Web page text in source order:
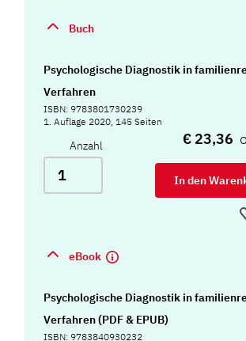
Buch
Psychologische Diagnostik in
Verfahren
ISBN: 9783801730239
1. Auflage 2020, 145 Seiten
Anzahl € 23,36
In den
eBook
Psychologische Diagnostik in
Verfahren (PDF & EPUB)
ISBN: 9783840930232